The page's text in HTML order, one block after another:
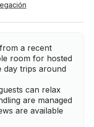
a recent
room for hosted
day trips around
can relax
are managed
are available